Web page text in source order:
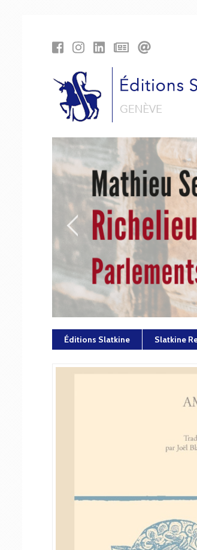
Éditions Slatkine Slatkine